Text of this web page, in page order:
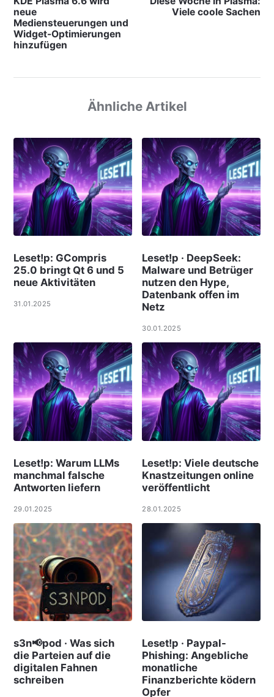
neue
Mediensteuerungen und
Widget-Optimierungen
hinzufügen
Viele coole Sachen
Ähnliche Artikel
Leset!p: GCompris
25.0 bringt Qt 6 und 5
neue Aktivitäten
31.01.2025
Leset!p · DeepSeek:
Malware und Betrüger
nutzen den Hype,
Datenbank offen im
Netz
30.01.2025
Leset!p: Warum LLMs
manchmal falsche
Antworten liefern
29.01.2025
Leset!p: Viele deut­sche
Knast­zei­tungen online
ver­öf­f­ent­licht
28.01.2025
s3n📢pod · Was sich
die Parteien auf die
digitalen Fahnen
schreiben
Leset!p · Paypal-
Phishing: Angebliche
monatliche
Finanzberichte ködern
Opfer